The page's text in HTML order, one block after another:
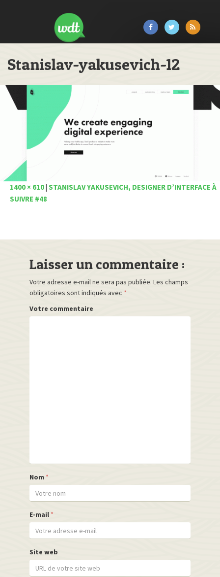
Stanislav-yakusevich-12
1400 × 610 STANISLAV YAKUSEVICH, DESIGNER D’INTERFACE À
SUIVRE #48
Laisser un commentaire :
Votre adresse e-mail ne sera pas publiée. Les champs
obligatoires sont indiqués avec *
Votre commentaire
Nom *
E-mail *
Site web